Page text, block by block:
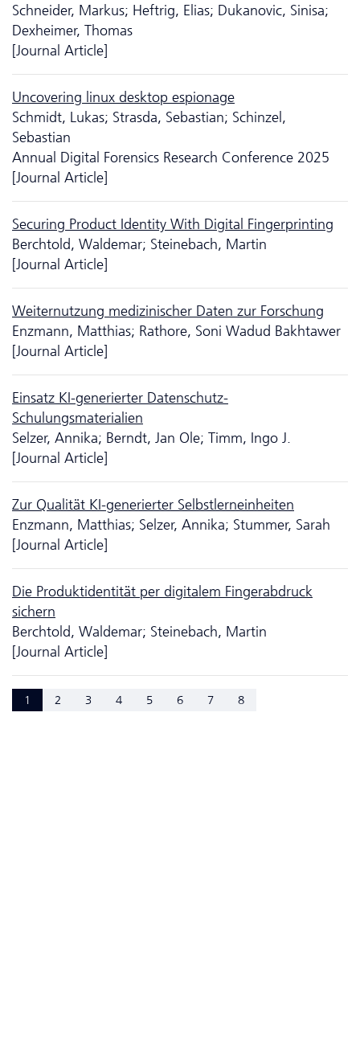
Schneider, Markus; Heftrig, Elias; Dukanovic, Sinisa;
Dexheimer, Thomas
[Journal Article]
Uncovering linux desktop espionage
Schmidt, Lukas; Strasda, Sebastian; Schinzel,
Sebastian
Annual Digital Forensics Research Conference 2025
[Journal Article]
Securing Product Identity With Digital Fingerprinting
Berchtold, Waldemar; Steinebach, Martin
[Journal Article]
Weiternutzung medizinischer Daten zur Forschung
Enzmann, Matthias; Rathore, Soni Wadud Bakhtawer
[Journal Article]
Einsatz KI-generierter Da­ten­schutz-
Schulungsmaterialien
Selzer, Annika; Berndt, Jan Ole; Timm, Ingo J.
[Journal Article]
Zur Qualität KI-generierter Selbstlerneinheiten
Enzmann, Matthias; Selzer, Annika; Stummer, Sarah
[Journal Article]
Die Produktidentität per digitalem Fingerabdruck
sichern
Berchtold, Waldemar; Steinebach, Martin
[Journal Article]
1 2 3 4 5 6 7 8